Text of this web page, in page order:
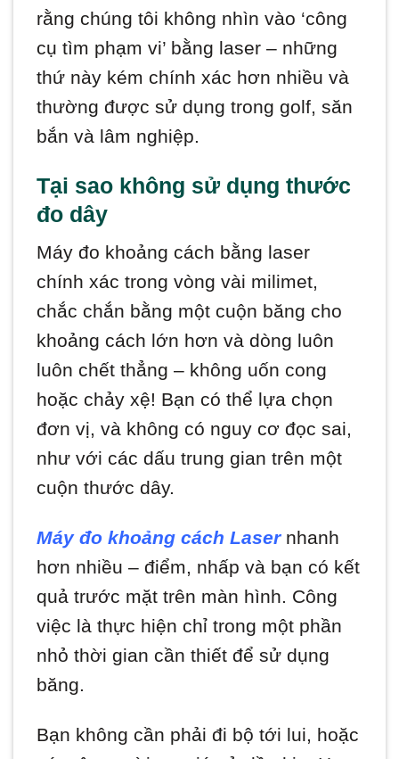
rằng chúng tôi không nhìn vào ‘công
cụ tìm phạm vi’ bằng laser – những
thứ này kém chính xác hơn nhiều và
thường được sử dụng trong golf, săn
bắn và lâm nghiệp.
Tại sao không sử dụng thước
đo dây
Máy đo khoảng cách bằng laser
chính xác trong vòng vài milimet,
chắc chắn bằng một cuộn băng cho
khoảng cách lớn hơn và dòng luôn
luôn chết thẳng – không uốn cong
hoặc chảy xệ! Bạn có thể lựa chọn
đơn vị, và không có nguy cơ đọc sai,
như với các dấu trung gian trên một
cuộn thước dây.
Máy đo khoảng cách Lasernhanh
hơn nhiều – điểm, nhấp và bạn có kết
quả trước mặt trên màn hình. Công
việc là thực hiện chỉ trong một phần
nhỏ thời gian cần thiết để sử dụng
băng.
Bạn không cần phải đi bộ tới lui, hoặc